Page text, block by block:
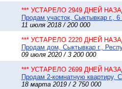
*** УСТАРЕЛО 2949 ДНЕЙ
Продам участок, Сыктывкар г., 6
11 июля 2018 / 200 000
*** УСТАРЕЛО 2220 ДНЕЙ
Продам дом, Сыктывкар г.,
09 июля 2020 / 3 200 000
*** УСТАРЕЛО 2699 ДНЕЙ
Продам 2-комнатную квартиру,
18 марта 2019 / 2 750 000